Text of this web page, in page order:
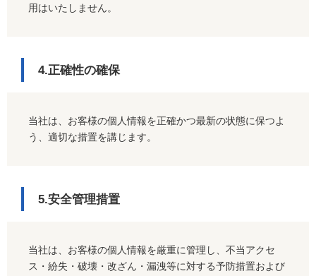
用はいたしません。
4.正確性の確保
当社は、お客様の個人情報を正確かつ最新の状態に保つよ
う、適切な措置を講じます。
5.安全管理措置
当社は、お客様の個人情報を厳重に管理し、不当アクセ
ス・紛失・破壊・改ざん・漏洩等に対する予防措置および